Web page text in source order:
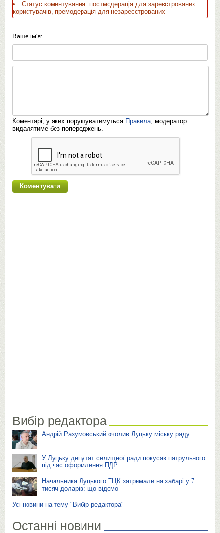
Статус коментування: постмодерація для зареєстрованих
користувачів, премодерація для незареєстрованих
Ваше ім'я:
Коментарі, у яких порушуватимуться Правила, модератор
видалятиме без попереджень.
Вибір редактора
Андрій Разумовський очолив Луцьку міську раду
У Луцьку депутат селищної ради покусав патрульного
під час оформлення ПДР
Начальника Луцького ТЦК затримали на хабарі у 7
тисяч доларів: що відомо
Усі новини на тему "Вибір редактора"
Останні новини